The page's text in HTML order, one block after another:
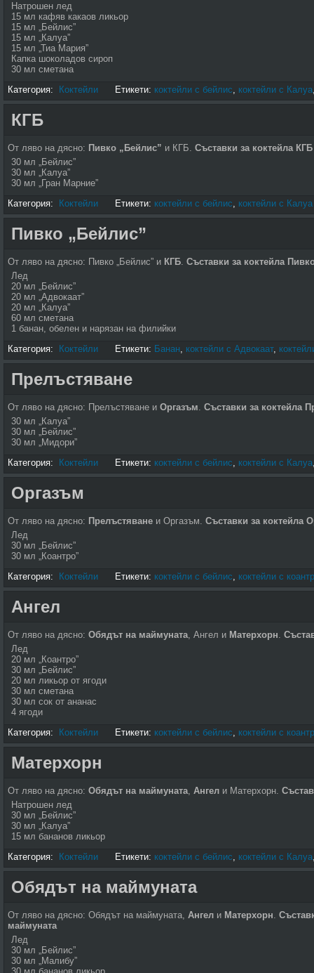
Натрошен лед
15 мл кафяв какаов ликьор
15 мл „Бейлис”
15 мл „Калуа”
15 мл „Тиа Мария”
Капка шоколадов сироп
30 мл сметана
Категория:
Коктейли Етикети: коктейли с бейлис, коктейли с Калуа
КГБ
От ляво на дясно: Пивко „Бейлис” и КГБ. Съставки за коктейла КГБ
30 мл „Бейлис”
30 мл „Калуа”
30 мл „Гран Марние”
Категория:
Коктейли Етикети: коктейли с бейлис, коктейли с Калуа
Пивко „Бейлис”
От ляво на дясно: Пивко „Бейлис” и КГБ. Съставки за коктейла
Лед
20 мл „Бейлис”
20 мл „Адвокаат”
20 мл „Калуа”
60 мл сметана
1 банан, обелен и нарязан на филийки
Категория:
Коктейли Етикети: Банан, коктейли с Адвокаат,
Прелъстяване
От ляво на дясно: Прелъстяване и Оргазъм. Съставки за коктейла
30 мл „Калуа”
30 мл „Бейлис”
30 мл „Мидори”
Категория:
Коктейли Етикети: коктейли с бейлис, коктейли с Калуа
Оргазъм
От ляво на дясно: Прелъстяване и Оргазъм. Съставки за коктейла
Лед
30 мл „Бейлис”
30 мл „Коантро”
Категория:
Коктейли Етикети: коктейли с бейлис, коктейли с
Ангел
От ляво на дясно: Обядът на маймуната, Ангел и Матерхорн.
Лед
20 мл „Коантро”
30 мл „Бейлис”
20 мл ликьор от ягоди
30 мл сметана
30 мл сок от ананас
4 ягоди
Категория:
Коктейли Етикети: коктейли с бейлис, коктейли с
Матерхорн
От ляво на дясно: Обядът на маймуната, Ангел и Матерхорн.
Натрошен лед
30 мл „Бейлис”
30 мл „Калуа”
15 мл бананов ликьор
Категория:
Коктейли Етикети: коктейли с бейлис, коктейли с Калуа
Обядът на маймуната
От ляво на дясно: Обядът на маймуната, Ангел и Матерхорн.
маймуната
Лед
30 мл „Бейлис”
30 мл „Малибу”